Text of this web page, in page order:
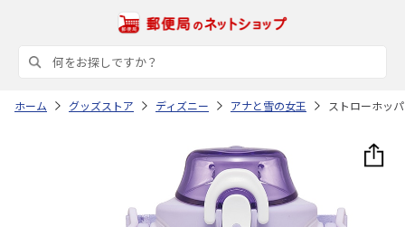
ホーム グッズストア ディズニー アナと雪の女王 ストローホッ